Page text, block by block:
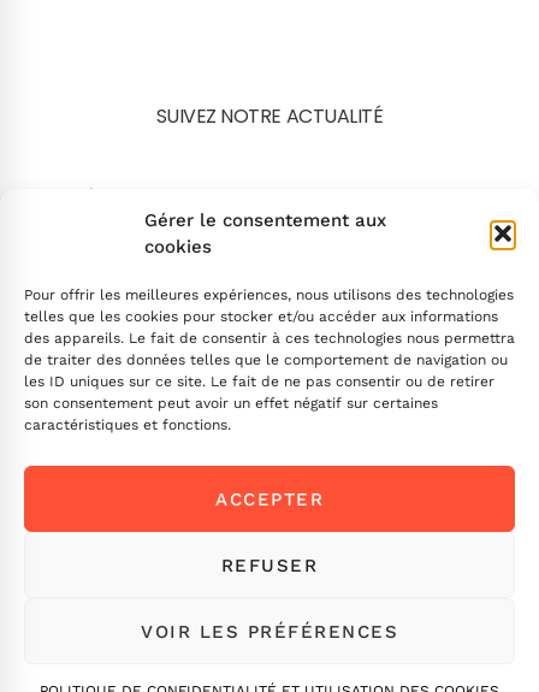
Gérer le consentement aux
cookies
Pour offrir les meilleures expériences, nous utilisons des technologies
telles que les cookies pour stocker et/ou accéder aux informations
des appareils. Le fait de consentir à ces technologies nous permettra
de traiter des données telles que le comportement de navigation ou
les ID uniques sur ce site. Le fait de ne pas consentir ou de retirer
son consentement peut avoir un effet négatif sur certaines
caractéristiques et fonctions.
ACCEPTER
REFUSER
VOIR LES PRÉFÉRENCES
SUIVEZ NOTRE ACTUALITÉ
Search
INSCRIVEZ-VOUS
Envoyez-nous un message
Ou appelez-nousICI